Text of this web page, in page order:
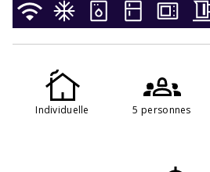
Individuelle 5 personnes